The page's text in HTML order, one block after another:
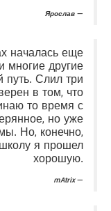
Ярослав
началась еще
многие другие
Слил три
в том, что
то время с
но уже
Но, конечно,
я прошел
хорошую.
mAtrix